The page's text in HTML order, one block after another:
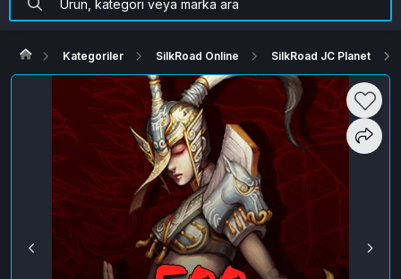
Kategoriler SilkRoad Online SilkRoad JC Planet